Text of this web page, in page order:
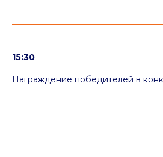
15:30
Награждение победителей в